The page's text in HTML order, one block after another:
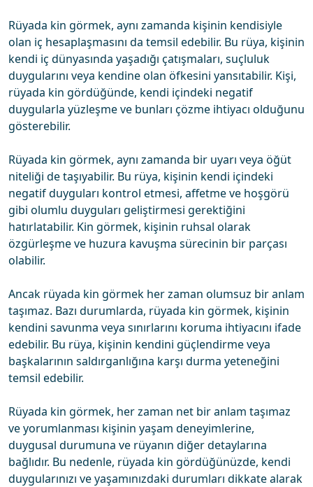
Rüyada kin görmek, aynı zamanda kişinin kendisiyle
olan iç hesaplaşmasını da temsil edebilir. Bu rüya, kişinin
kendi iç dünyasında yaşadığı çatışmaları, suçluluk
duygularını veya kendine olan öfkesini yansıtabilir. Kişi,
rüyada kin gördüğünde, kendi içindeki negatif
duygularla yüzleşme ve bunları çözme ihtiyacı olduğunu
gösterebilir.
Rüyada kin görmek, aynı zamanda bir uyarı veya öğüt
niteliği de taşıyabilir. Bu rüya, kişinin kendi içindeki
negatif duyguları kontrol etmesi, affetme ve hoşgörü
gibi olumlu duyguları geliştirmesi gerektiğini
hatırlatabilir. Kin görmek, kişinin ruhsal olarak
özgürleşme ve huzura kavuşma sürecinin bir parçası
olabilir.
Ancak rüyada kin görmek her zaman olumsuz bir anlam
taşımaz. Bazı durumlarda, rüyada kin görmek, kişinin
kendini savunma veya sınırlarını koruma ihtiyacını ifade
edebilir. Bu rüya, kişinin kendini güçlendirme veya
başkalarının saldırganlığına karşı durma yeteneğini
temsil edebilir.
Rüyada kin görmek, her zaman net bir anlam taşımaz
ve yorumlanması kişinin yaşam deneyimlerine,
duygusal durumuna ve rüyanın diğer detaylarına
bağlıdır. Bu nedenle, rüyada kin gördüğünüzde, kendi
duygularınızı ve yaşamınızdaki durumları dikkate alarak